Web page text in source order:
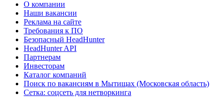
О компании
Наши вакансии
Реклама на сайте
Требования к ПО
Безопасный HeadHunter
HeadHunter API
Партнерам
Инвесторам
Каталог компаний
Поиск по вакансиям в Мытищах (Московская область)
Сетка: соцсеть для нетворкинга